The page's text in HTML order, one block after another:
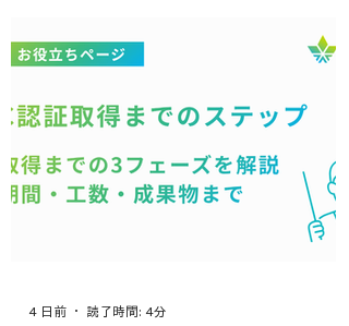
4 日前 読了時間: 4分